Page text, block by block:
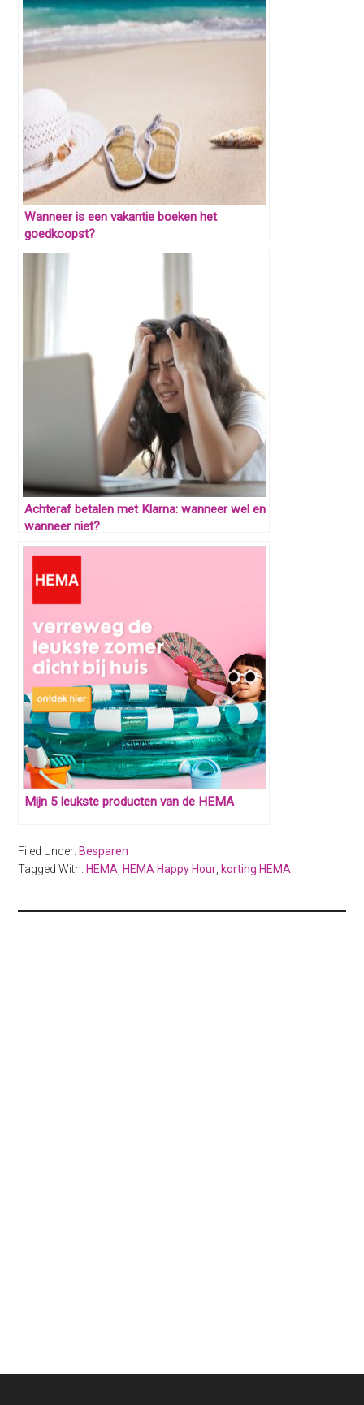
Wanneer is een vakantie boeken het
goedkoopst?
Achteraf betalen met Klarna: wanneer wel en
wanneer niet?
Mijn 5 leukste producten van de HEMA
Filed Under: Besparen
Tagged With: HEMA HEMA Happy Hour korting HEMA